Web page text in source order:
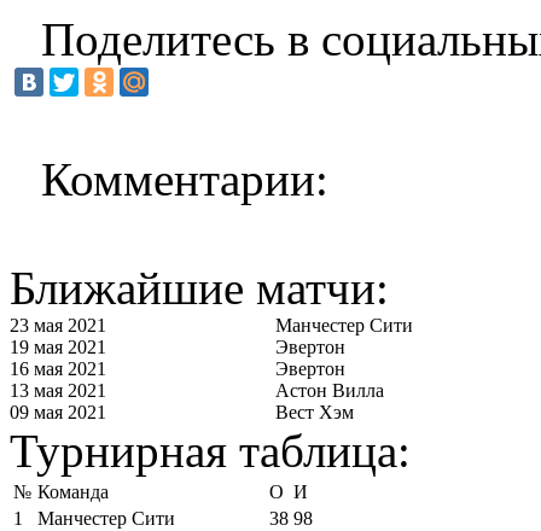
Поделитесь в
Комментарии:
Ближайшие матчи:
23 мая 2021
Манчестер Сити
19 мая 2021
Эвертон
16 мая 2021
Эвертон
13 мая 2021
Астон Вилла
09 мая 2021
Вест Хэм
Турнирная таблица:
№ Команда О И
1
Манчестер Сити 38 98